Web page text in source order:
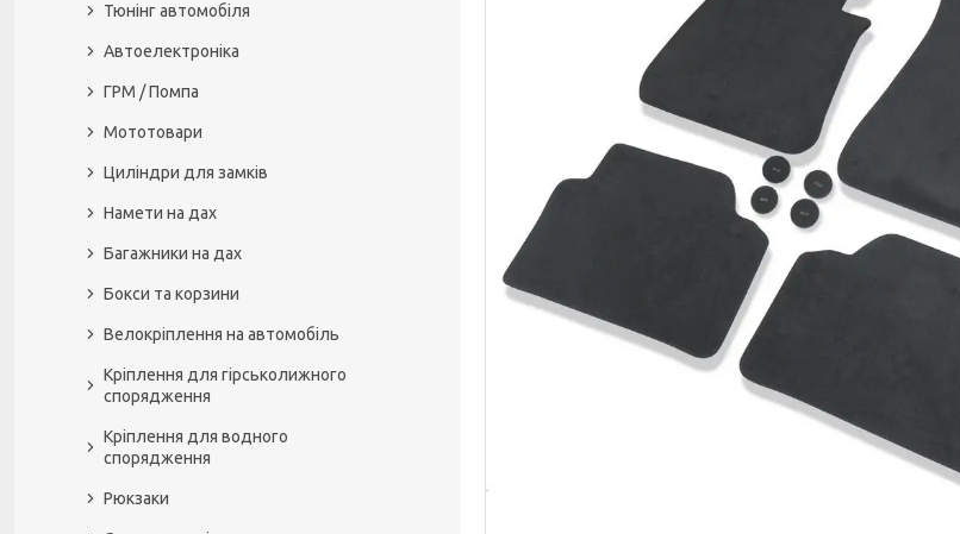
Тюнінг автомобіля
Автоелектроніка
ГРМ / Помпа
Мототовари
Циліндри для замків
Намети на дах
Багажники на дах
Бокси та корзини
Велокріплення на автомобіль
Кріплення для гірськолижного
спорядження
Кріплення для водного
спорядження
Рюкзаки